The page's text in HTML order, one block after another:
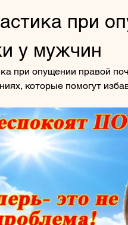
при
у мужчин
при опущении правой
которые помогут